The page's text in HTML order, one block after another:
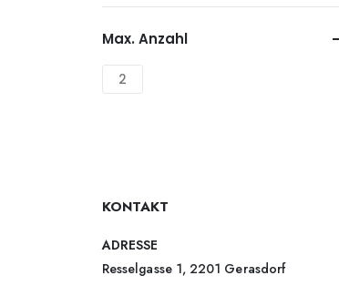
Max. Anzahl
2
KONTAKT
ADRESSE
Resselgasse 1, 2201 Gerasdorf